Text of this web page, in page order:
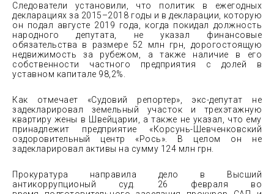
Следователи установили, что политик в ежегодных
декларациях за 2015–2018 годы и в декларации, которую
он подал августе 2019 года, когда покидал должность
народного депутата, не указал финансовые
обязательства в размере 52 млн грн, дорогостоящую
недвижимость за рубежом, а также наличие в его
собственности частного предприятия с долей в
уставном капитале 98,2%.
Как отмечает «Судовий репортер», экс-депутат не
задекларировал земельный участок и трехэтажную
квартиру жены в Швейцарии, а также не указал, что ему
принадлежит предприятие «Корсунь-Шевченковский
оздоровительный центр «Рось». В целом он не
задекларировал активы на сумму 124 млн грн.
Прокуратура направила дело в Высший
антикоррупционый суд. 26 февраля во